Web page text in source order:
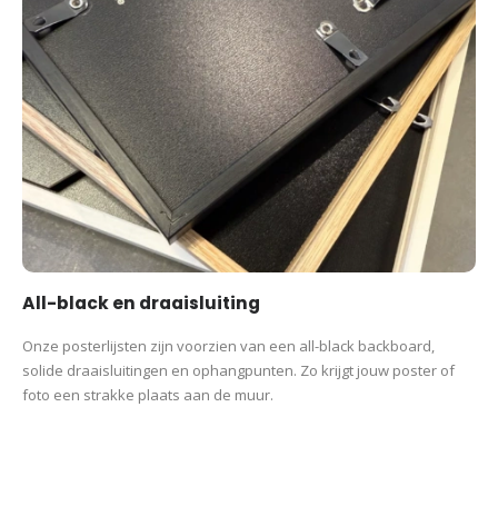
te voorkomen.
De posters zijn beschikbaar in de volgende maten: S (21×30 cm)M
(30×40 cm)
L (50×70 cm) XL (60×90 cm)
Wil je graag een poster in een ander formaat? Neemcontactmet
ons op voor de mogelijkheden.
Productcategorieën:
Circuit posters Broer Kerst Man
Partner
Posters
Vader Vaderdag Vaderdag
All-black en draaisluiting
Onze posterlijsten zijn voorzien van een all-black backboard,
solide draaisluitingen en ophangpunten. Zo krijgt jouw poster of
foto een strakke plaats aan de muur.